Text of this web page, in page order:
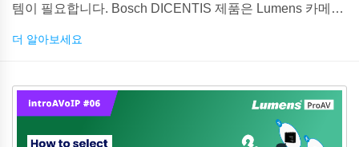
템이 필요합니다. Bosch DICENTIS 제품은 Lumens 카메라
더 알아보세요